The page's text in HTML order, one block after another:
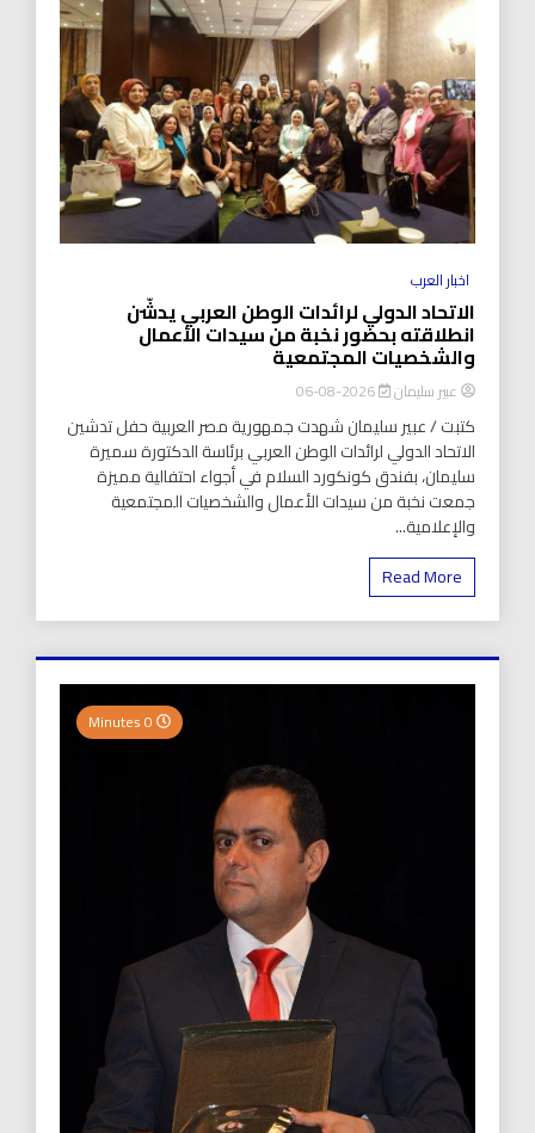
اخبار العرب
الاتحاد الدولي لرائدات الوطن العربي يدشّن
انطلاقته بحضور نخبة من سيدات الأعمال
والشخصيات المجتمعية
عبير سليمان 2026-08-06
كتبت / عبير سليمان شهدت جمهورية مصر العربية حفل تدشين
الاتحاد الدولي لرائدات الوطن العربي برئاسة الدكتورة سميرة
سليمان، بفندق كونكورد السلام في أجواء احتفالية مميزة
جمعت نخبة من سيدات الأعمال والشخصيات المجتمعية
والإعلامية...
Read More